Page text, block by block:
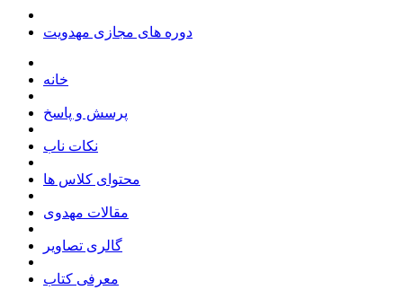
دوره های مجازی مهدویت
خانه
پرسش و پاسخ
نکات ناب
محتوای کلاس ها
مقالات مهدوی
گالری تصاویر
معرفی کتاب